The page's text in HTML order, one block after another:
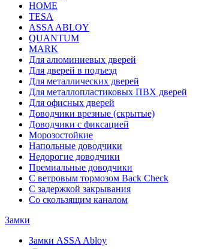
HOME
TESA
ASSA ABLOY
QUANTUM
MARK
Для алюминиевых дверей
Для дверей в подъезд
Для металлических дверей
Для металлопластиковых ПВХ дверей
Для офисных дверей
Доводчики врезные (скрытые)
Доводчики с фиксацией
Морозостойкие
Напольные доводчики
Недорогие доводчики
Премиальные доводчики
С ветровым тормозом Back Check
С задержкой закрывания
Со скользящим каналом
Замки
Замки ASSA Abloy